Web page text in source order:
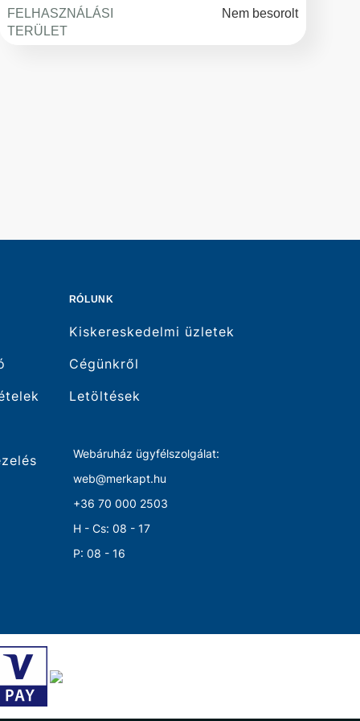
FELHASZNÁLÁSI
TERÜLET
Nem besorolt
RÓLUNK
Kiskereskedelmi üzletek
Cégünkről
Letöltések
Webáruház ügyfélszolgálat:
web@merkapt.hu
+36 70 000 2503
H - Cs: 08 - 17
P: 08 - 16